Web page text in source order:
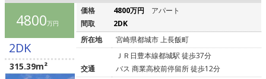
4800万円
2DK
315.39m²
価格 4800万円
アパート
間取
2DK
所在地
宮崎県都城市 上長飯町
交通
ＪＲ日豊本線都城駅 徒歩37分
バス 商業高校前停留所 徒歩12分